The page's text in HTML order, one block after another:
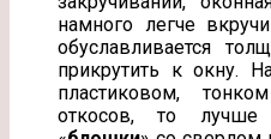
намного легче
обуславливается
прикрутить к окну.
пластиковом,
откосов, то лучше